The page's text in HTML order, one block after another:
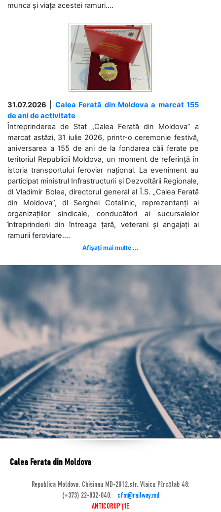
munca și viața acestei ramuri....
31.07.2026
Calea Ferată din Moldova a marcat 155
de ani de activitate
Întreprinderea de Stat „Calea Ferată din Moldova” a
marcat astăzi, 31 iulie 2026, printr-o ceremonie festivă,
aniversarea a 155 de ani de la fondarea căii ferate pe
teritoriul Republicii Moldova, un moment de referință în
istoria transportului feroviar național. La eveniment au
participat ministrul Infrastructurii și Dezvoltării Regionale,
dl Vladimir Bolea, directorul general al Î.S. „Calea Ferată
din Moldova”, dl Serghei Cotelinic, reprezentanți ai
organizațiilor sindicale, conducători ai sucursalelor
întreprinderii din întreaga țară, veterani și angajați ai
ramurii feroviare....
Afișați mai multe ...
Calea Ferata din Moldova
Republica Moldova, Chisinau MD-2012,str. Vlaicu Pîrcălab 48;
(+373) 22-832-040;
cfm@railway.md
ANTICORUPȚIE